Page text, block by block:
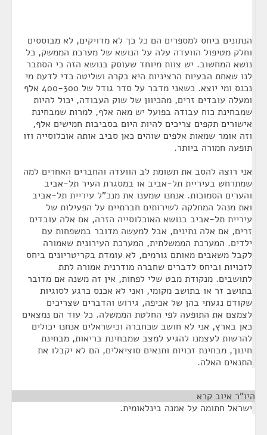
הנתונים ביחס למספרים הם כל כך לא מדויקים, לא מבוססים
וחלק מטיפול הוועדה עלה על הנושא של מערכת הממשק, כל
נושא המחשוב. יש צוות מיוחד שעוסק בנושא הזה כי הסתבר
לנו שאחת הבעיות הרציניות היא בקרה ושליטה כדי לדעת מי
נכנס ומי יוצא. כשאני מדבר על סדר גודל של 400-300 אלף
ומעלה עובדים זרים, מהכיוון של שוק העבודה, יכול להיות
שמבחינת כוח עבודה בפועל יש מאה אלף, למרות שמבחינת
אישורים תקפים צריכים להיות היום בסביבות חמישים אלף,
וזה אומר שמאות אלפים שוהים כאן סביב אותה אוכלוסייה וזו
תופעה חמורה ביותר.
אני רוצה להסב את תשומת לב הוועדה והחברים האחרים למה
שמתרחש בעיריית תל-אביב או במסגרת העיר תל-אביב
והערים הסמוכות. אנחנו שמענו את מנכ"ל עיריית תל-אביב
ואת מנהל המחלקה לשירותים חברתיים על הפעילות של
עיריית תל-אביב בנושא האוכלוסייה הזרה, אם אלה עובדים
זרים, אם אלה נתינים, אבל למעשה מדובר במשפחות עם
ילדים. המערכת הממשלתית, המערכת העירונית שאמורה
לקבל משאבים מאותם גורמים, לא עומדת בקריטריונים ביחס
לזכויות וביחס לדברים שחברה מודרנית אמורה לתת
לתושבים. מנקודת מבט שלי לפחות, אין זה משנה אם מדובר
בתושב זר או בתושב מקומי, ואני לא אכנס כרגע לסוגיות
שקודם נגעתי בהן של אכיפה, גירוש והדברים שצריכים
לצמצם את התופעה לפי החלטת הממשלה. כל עוד הם נמצאים
כאן בארץ, אני לא חושב שכחברה וכישראלים אנחנו יכולים
להרשות לעצמנו להגיע למצב שמבחינת בריאות, מבחינת
חינוך, מבחינת זכויות ותנאים סוציאלים, הם לא יקבלו את
התנאים האלה.
היו"ר איוב קרא
ישראל חתומה על אמנה בינלאומית.